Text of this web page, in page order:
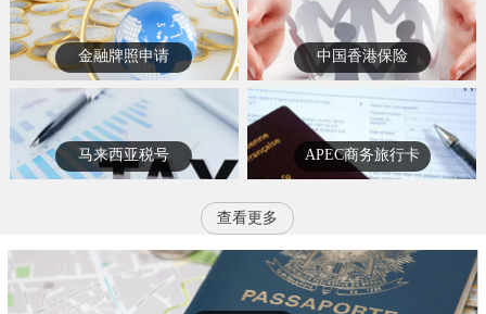
金融牌照申请 中国香港保险
马来西亚税号 APEC商务旅行卡
查看更多